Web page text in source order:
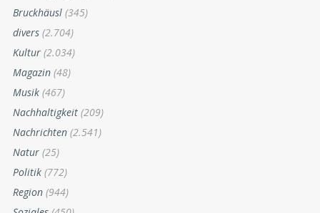
Bruckhäusl (345)
divers (2.704)
Kultur (2.034)
Magazin (48)
Musik (467)
Nachhaltigkeit (209)
Nachrichten (2.541)
Natur (25)
Politik (772)
Region (944)